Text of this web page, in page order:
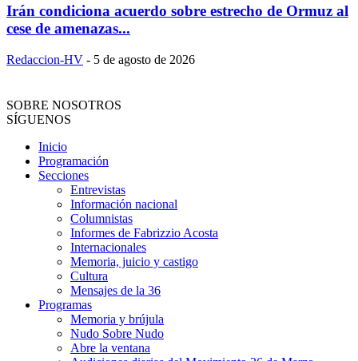
Irán condiciona acuerdo sobre estrecho de Ormuz al
cese de amenazas...
Redaccion-HV - 5 de agosto de 2026
SOBRE NOSOTROS
SÍGUENOS
Inicio
Programación
Secciones
Entrevistas
Información nacional
Columnistas
Informes de Fabrizzio Acosta
Internacionales
Memoria, juicio y castigo
Cultura
Mensajes de la 36
Programas
Memoria y brújula
Nudo Sobre Nudo
Abre la ventana